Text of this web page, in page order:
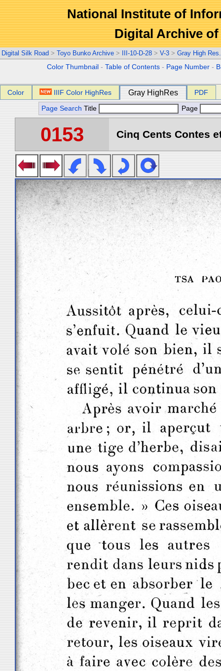
National Institute of
Digital Archive
Digital Silk Road > Toyo Bunko Archive > III-10-D-28 > V-3 > Gray High
Color Thumbnail -Table of Contents - Page Number -
Color IIIF Color HighRes Gray HighRes PDF
Page Search Title Page
0153 Cinq Cents Contes